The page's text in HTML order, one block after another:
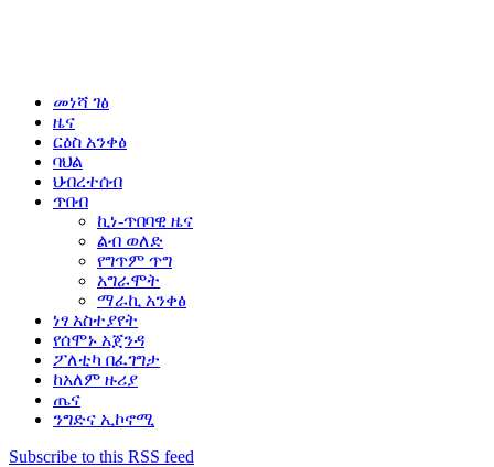
መነሻ ገፅ
ዜና
ርዕስ አንቀፅ
ባህል
ህብረተሰብ
ጥበብ
ኪነ-ጥበባዊ ዜና
ልብ ወለድ
የግጥም ጥግ
አግራሞት
ማራኪ አንቀፅ
ነፃ አስተያየት
የሰሞኑ አጀንዳ
ፖለቲካ በፈገግታ
ከአለም ዙሪያ
ጤና
ንግድና ኢኮኖሚ
Subscribe to this RSS feed